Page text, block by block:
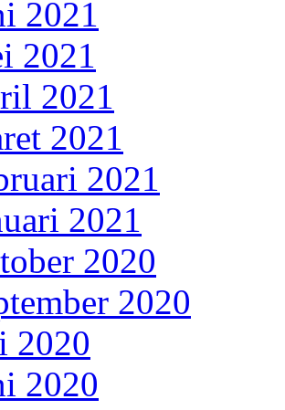
2021
2021
2021
2021
2021
2021
2020
2020
2020
2020